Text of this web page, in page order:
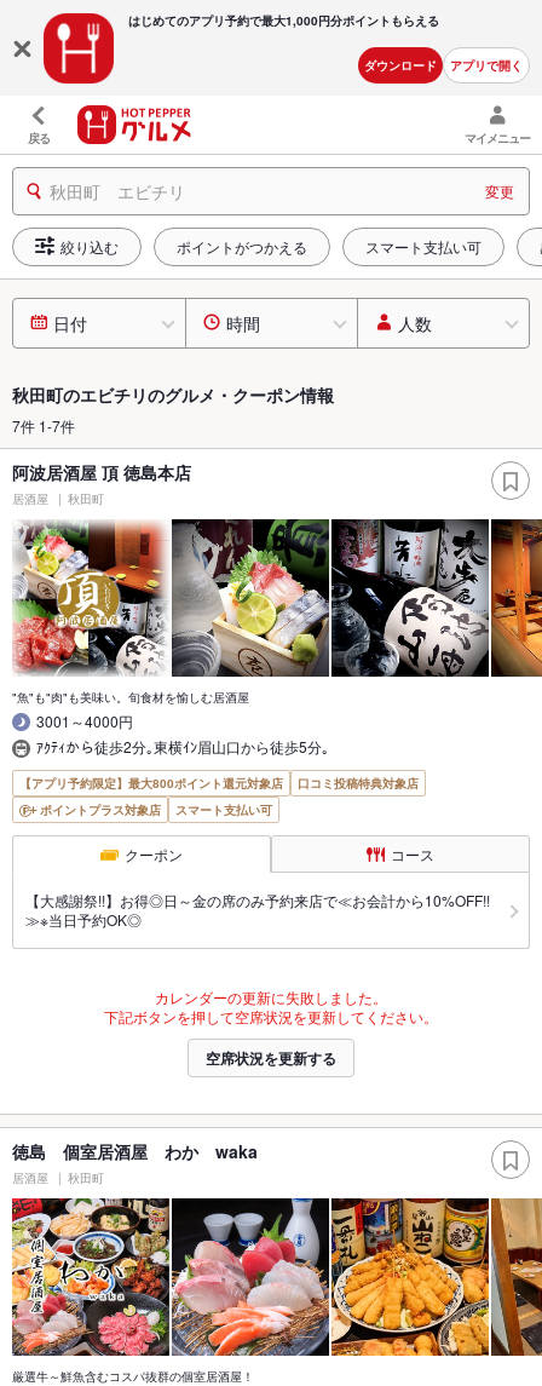
はじめてのアプリ予約で最大1,000円分ポイントもらえる
ダウンロード アプリで開く
戻る マイメニュー
秋田町 エビチリ 変更
絞り込む ポイントがつかえる スマート支払い可
日付 時間 人数
秋田町のエビチリのグルメ・クーポン情報
7件 1-7件
阿波居酒屋 頂 徳島本店
居酒屋 秋田町
"魚"も"肉"も美味い。旬食材を愉しむ居酒屋
3001～4000円
ｱｸﾃｨから徒歩2分｡東横ｲﾝ眉山口から徒歩5分｡
【アプリ予約限定】最大800ポイント還元対象店
口コミ投稿特典対象店
ポイントプラス対象店
スマート支払い可
クーポン コース
【大感謝祭!!】お得◎日～金の席のみ予約来店で≪お会計から10%OFF!!
≫※当日予約OK◎
カレンダーの更新に失敗しました。
下記ボタンを押して空席状況を更新してください。
空席状況を更新する
徳島 個室居酒屋 わか waka
居酒屋 秋田町
厳選牛～鮮魚含むコスパ抜群の個室居酒屋！